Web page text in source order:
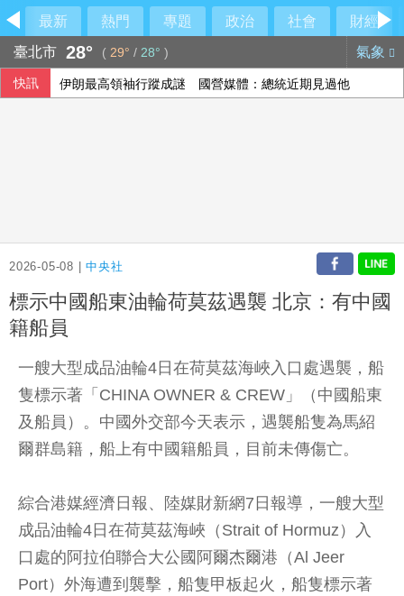
最新 熱門 專題 政治 社會
財經
臺北市 28° ( 29° / 28° ) 氣象
快訊 伊朗最高領袖行蹤成謎 國營媒體：總統近期見過他
2026-05-08 |中央社
標示中國船東油輪荷莫茲遇襲 北京：有中國
籍船員
一艘大型成品油輪4日在荷莫茲海峽入口處遇襲，船
隻標示著「CHINA OWNER & CREW」（中國船東
及船員）。中國外交部今天表示，遇襲船隻為馬紹
爾群島籍，船上有中國籍船員，目前未傳傷亡。
綜合港媒經濟日報、陸媒財新網7日報導，一艘大型
成品油輪4日在荷莫茲海峽（Strait of Hormuz）入
口處的阿拉伯聯合大公國阿爾杰爾港（Al Jeer
Port）外海遭到襲擊，船隻甲板起火，船隻標示著